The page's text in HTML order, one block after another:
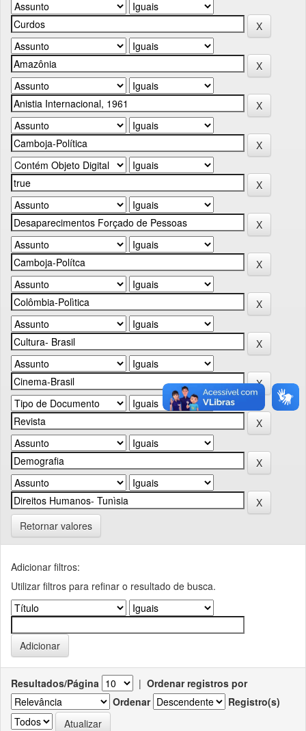
Retornar valores
Adicionar filtros:
Utilizar filtros para refinar o resultado de busca.
Resultados/Página | Ordenar registros por
Ordenar
Registro(s)